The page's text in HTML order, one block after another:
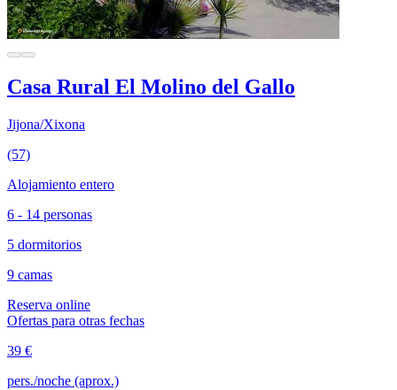
Casa Rural El Molino del Gallo
Jijona/Xixona
(57)
Alojamiento entero
6 - 14 personas
5 dormitorios
9 camas
Reserva online
Ofertas para otras fechas
39 €
pers./noche (aprox.)